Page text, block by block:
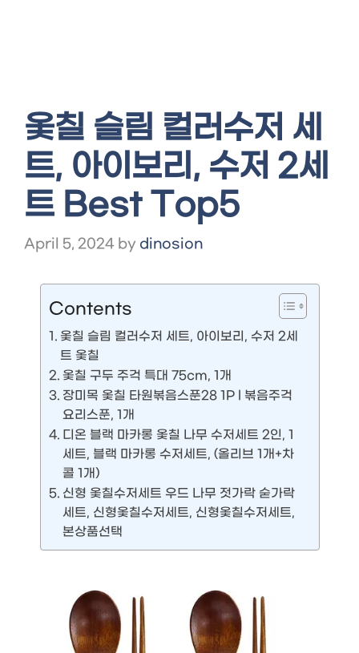
옻칠 슬림 컬러수저 세
트, 아이보리, 수저 2세
트 Best Top5
April 5, 2024 by dinosion
Contents
옻칠 슬림 컬러수저 세트, 아이보리, 수저 2세
트 옻칠
옻칠 구두 주걱 특대 75cm, 1개
장미목 옻칠 타원볶음스푼28 1P l 볶음주걱
요리스푼, 1개
디온 블랙 마카롱 옻칠 나무 수저세트 2인, 1
세트, 블랙 마카롱 수저세트, (올리브 1개+차
콜 1개)
신형 옻칠수저세트 우드 나무 젓가락 숟가락
세트, 신형옻칠수저세트, 신형옻칠수저세트,
본상품선택